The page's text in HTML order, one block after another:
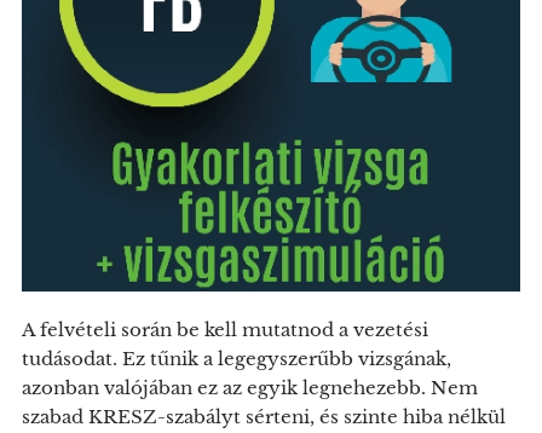
A felvételi során be kell mutatnod a vezetési
tudásodat. Ez tűnik a legegyszerűbb vizsgának,
azonban valójában ez az egyik legnehezebb. Nem
szabad KRESZ-szabályt sérteni, és szinte hiba nélkül